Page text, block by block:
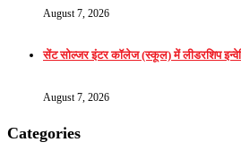
August 7, 2026
सेंट सोल्जर इंटर कॉलेज (स्कूल) में लीडरशिप
August 7, 2026
Categories